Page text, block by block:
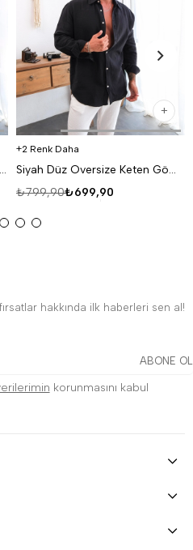
Haki Düz Oversize Keten Gömlek VS4050
2 Renk Daha
Siyah Düz Oversize Keten Gömlek VS4050
₺699,90
₺799,90
hakkında ilk haberleri sen al!
ABONE OL
korunmasını kabul